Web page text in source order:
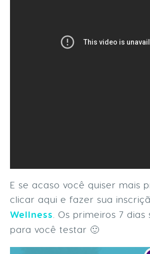
E se acaso você quiser mais
clicar aqui e fazer sua
Wellness. Os primeiros 7
para você testar 🙂